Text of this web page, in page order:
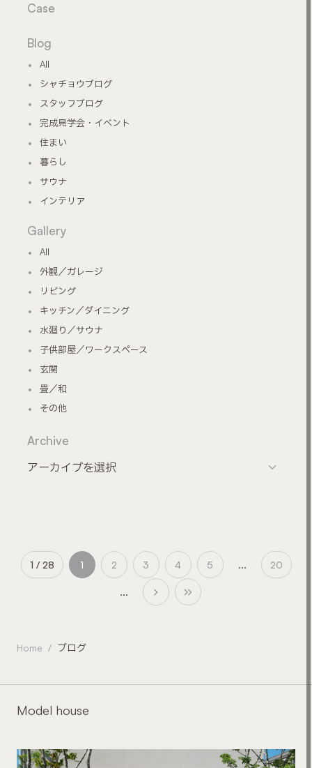
Case
Blog
All
シャチョウブログ
スタッフブログ
完成見学会・イベント
住まい
暮らし
サウナ
インテリア
Gallery
All
外観／ガレージ
リビング
キッチン／ダイニング
水廻り／サウナ
子供部屋／ワークスペース
玄関
畳／和
その他
Archive
1 / 28 1 2 3 4 5 ... 20
...
Home ブログ
Model house